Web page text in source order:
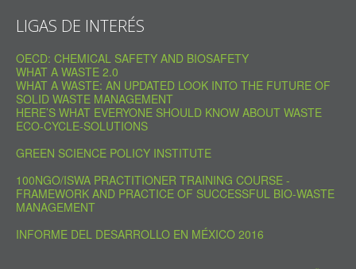
LIGAS DE INTERÉS
OECD: CHEMICAL SAFETY AND BIOSAFETY
WHAT A WASTE 2.0
WHAT A WASTE: AN UPDATED LOOK INTO THE FUTURE OF
SOLID WASTE MANAGEMENT
HERE’S WHAT EVERYONE SHOULD KNOW ABOUT WASTE
ECO-CYCLE-SOLUTIONS
GREEN SCIENCE POLICY INSTITUTE
100NGO/ISWA PRACTITIONER TRAINING COURSE -
FRAMEWORK AND PRACTICE OF SUCCESSFUL BIO-WASTE
MANAGEMENT
INFORME DEL DESARROLLO EN MÉXICO 2016